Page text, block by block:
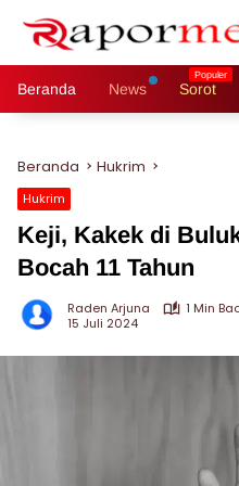
Beranda News Sorot
Beranda Hukrim
Hukrim
Keji, Kakek di
Bocah 11 Tahun
Raden Arjuna
1 Min
15 Juli 2024